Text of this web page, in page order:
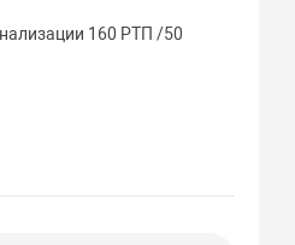
160 РТП /50